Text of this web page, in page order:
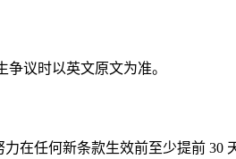
议时以英文原文为准。
任何新条款生效前至少提前 30